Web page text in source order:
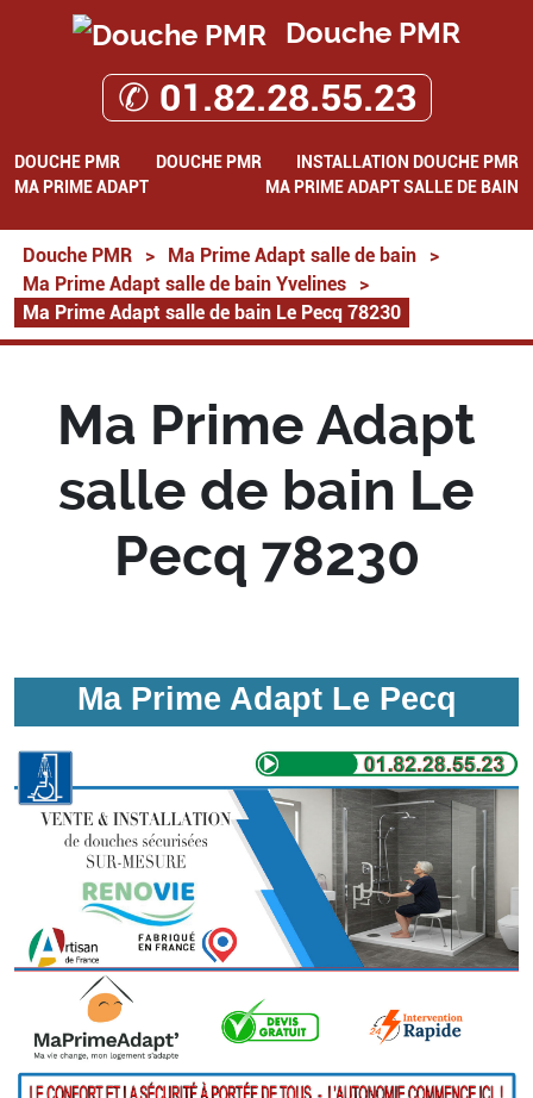
Douche PMR
✆ 01.82.28.55.23
DOUCHE PMR DOUCHE PMR
INSTALLATION DOUCHE PMR
MA PRIME ADAPT
MA PRIME ADAPT SALLE DE BAIN
Douche PMR > Ma Prime Adapt salle de bain
>
Ma Prime Adapt salle de bain Yvelines
>
Ma Prime Adapt salle de bain Le Pecq 78230
Ma Prime Adapt
salle de bain Le
Pecq 78230
Ma Prime Adapt Le Pecq